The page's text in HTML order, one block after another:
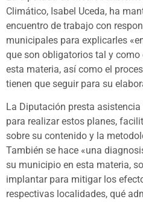
Climático, Isabel Uceda, ha
encuentro de trabajo con
municipales para explicarles
que son obligatorios tal y como
esta materia, así como el
tienen que seguir para su
La Diputación presta
para realizar estos planes,
sobre su contenido y la
También se hace «una
su municipio en esta materia,
implantar para mitigar los
respectivas localidades, qué